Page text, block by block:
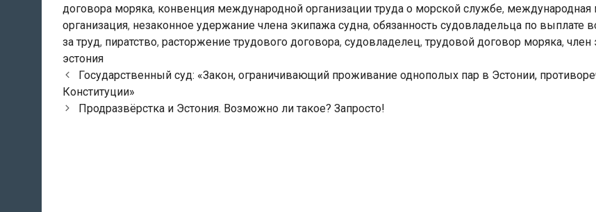
договора моряка, конвенция международной организации труда о морской службе, международная
организация, незаконное удержание члена экипажа судна, обязанность судовладельца по выплате
за труд, пиратство, расторжение трудового договора, судовладелец,трудовой договор моряка, член
эстония
Навигация
по
записям
Государственный суд: «Закон, ограничивающий проживание однополых пар в Эстонии,
Конституции»
Продразвёрстка и Эстония. Возможно ли такое? Запросто!